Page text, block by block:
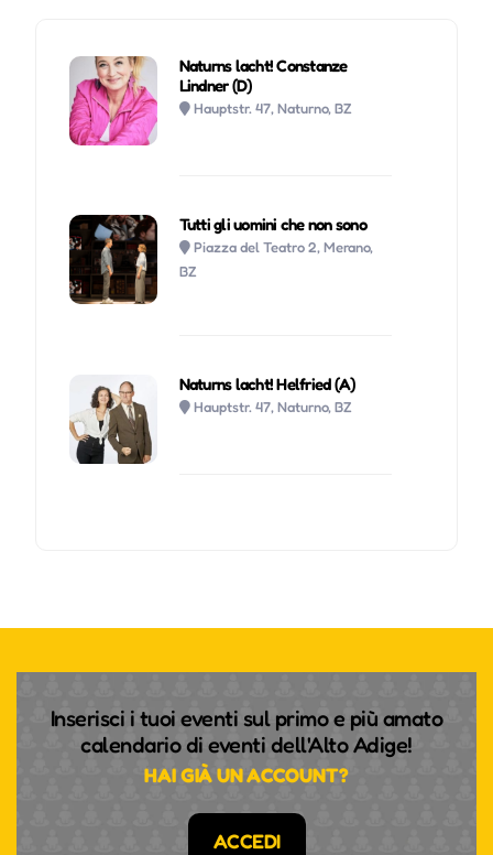
Naturns lacht! Constanze
Lindner (D)
Hauptstr. 47, Naturno, BZ
Tutti gli uomini che non sono
Piazza del Teatro 2, Merano,
BZ
Naturns lacht! Helfried (A)
Hauptstr. 47, Naturno, BZ
Inserisci i tuoi eventi sul primo e più amato
calendario di eventi dell'Alto Adige!
HAI GIÀ UN ACCOUNT?
ACCEDI